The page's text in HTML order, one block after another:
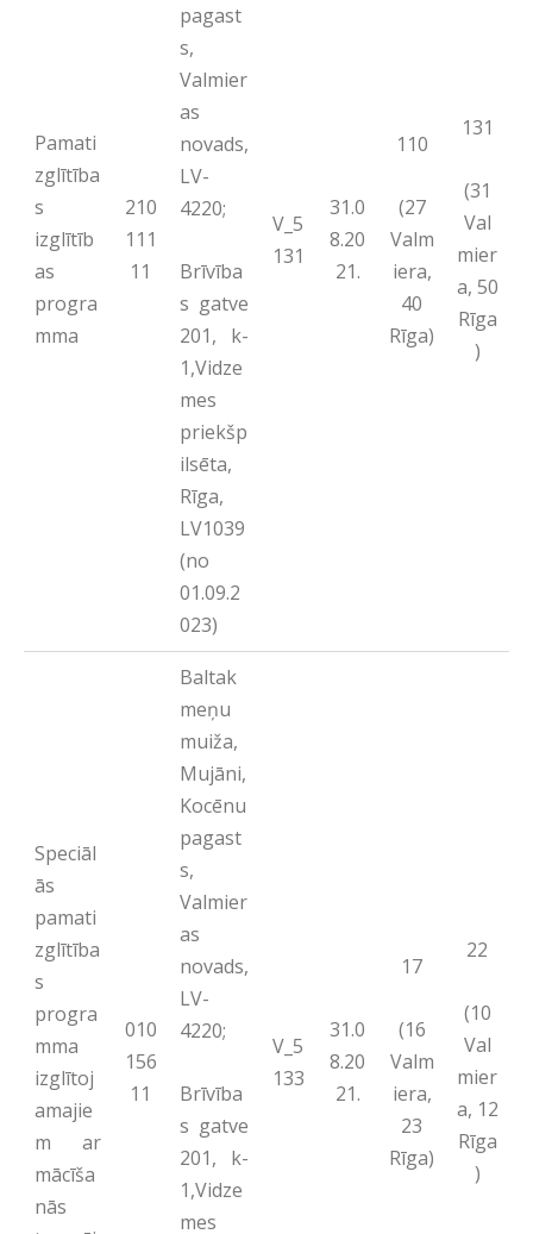
Pamati
zglītība
s
izglītīb
as
progra
mma
210
111
11
pagast
s,
Valmier
as
novads,
LV-
4220;
Brīvība
s gatve
201, k-
1,Vidze
mes
priekšp
ilsēta,
Rīga,
LV1039
(no
01.09.2
023)
V_5
131
31.0
8.20
21.
110
(27
Valm
iera,
40
Rīga)
131
(31
Val
mier
a, 50
Rīga
)
Speciāl
ās
pamati
zglītība
s
progra
mma
izglītoj
amajie
m ar
mācīša
nās
010
156
11
Baltak
meņu
muiža,
Mujāni,
Kocēnu
pagast
s,
Valmier
as
novads,
LV-
4220;
Brīvība
s gatve
201, k-
1,Vidze
mes
V_5
133
31.0
8.20
21.
17
(16
Valm
iera,
23
Rīga)
22
(10
Val
mier
a, 12
Rīga
)